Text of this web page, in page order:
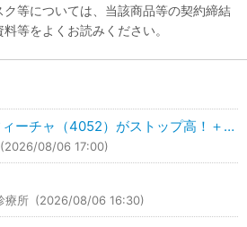
ク等については、当該商品等の契約締結
等をよくお読みください。
サプライズ上方修正！フィーチャ（4052）がストップ高！＋49.35％UP！
(2026/08/06 17:00)
療所 (2026/08/06 16:30)